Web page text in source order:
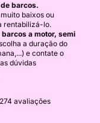
barcos.
baixos ou
rentabilizá-lo.
a motor, semi
a duração do
e contate o
dúvidas
avaliações